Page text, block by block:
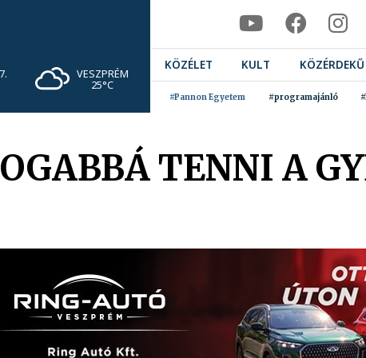
VESZPRÉM
25°C
KÖZÉLET KULT KÖZÉRDEKŰ
#Pannon Egyetem #programajánló
TENNI A